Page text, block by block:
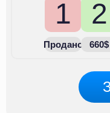
1
Продано
2
660$